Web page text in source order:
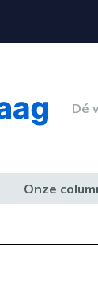
Dé
Onze